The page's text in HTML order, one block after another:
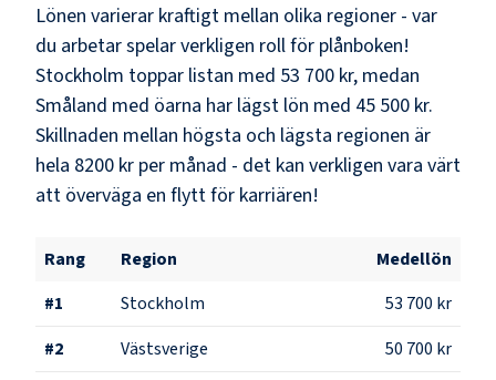
Lönen varierar kraftigt mellan olika regioner - var
du arbetar spelar verkligen roll för plånboken!
Stockholm toppar listan med 53 700 kr, medan
Småland med öarna har lägst lön med 45 500 kr.
Skillnaden mellan högsta och lägsta regionen är
hela 8200 kr per månad - det kan verkligen vara värt
att överväga en flytt för karriären!
Rang Region
Medellön
#1 Stockholm
53 700 kr
#2 Västsverige
50 700 kr